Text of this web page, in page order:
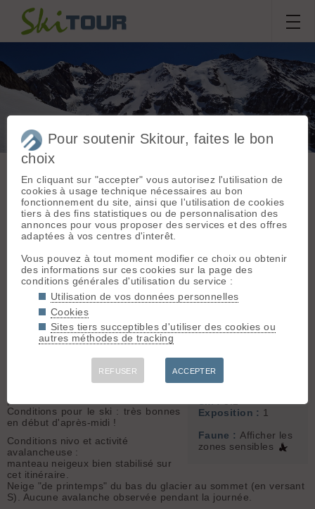
J1 Aiguille de la
Massif :Mont Blanc
Départ :Les
(Cugnon) (1200 m)
Topo associé :
Aiguille de la
Bérangère, Normale
Sommet associé :
Aiguille de la
Orientation :
Exposition : 1
Faune : Afficher les
zones sensibles
Sortie duvendredi 24 avril
2026
Conditions nivologiques,
accès & météo
Météo/températures : grand beau,
frais le matin mais rapidement
chaud au soleil.
parking : comme en été !
Altitude de chaussage/déchaussage
pas"
Conditions pour le ski : très bonnes
en début d'après-midi !
Conditions nivo et activité
avalancheuse :
manteau neigeux bien stabilisé sur
cet itinéraire.
Neige "de printemps" du bas du glacier au sommet (en versant
S). Aucune avalanche observée pendant la journée.
Pour soutenir Skitour, faites le bon
choix
En cliquant sur "accepter" vous autorisez l'utilisation de
cookies à usage technique nécessaires au bon
fonctionnement du site, ainsi que l'utilisation de cookies
tiers à des fins statistiques ou de personnalisation des
annonces pour vous proposer des services et des offres
adaptées à vos centres d'interêt.
Vous pouvez à tout moment modifier ce choix ou obtenir
des informations sur ces cookies sur la page des
conditions générales d'utilisation du service :
Utilisation de vos données personnelles
Cookies
Sites tiers succeptibles d'utiliser des cookies ou
autres méthodes de tracking
REFUSER ACCEPTER